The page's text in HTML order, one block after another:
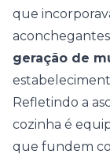
que
geração de
Refletindo a
cozinha é
que fundem